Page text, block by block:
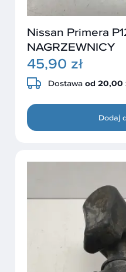
Nissan Primera
NAGRZEWNICY
45,90 zł
Dostawa od 20,00
Dodaj